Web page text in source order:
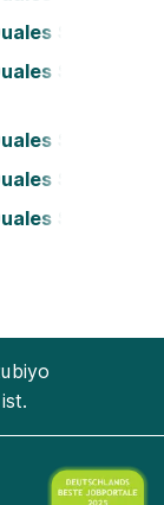
Studium
Studium
Studium
Studium
Studium